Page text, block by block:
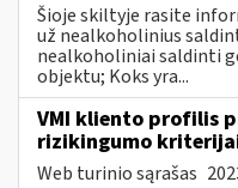
Šioje skiltyje rasite
už nealkoholinius
nealkoholiniai saldinti
objektu; Koks yra...
VMI kliento profilis
rizikingumo
Web turinio sąrašas